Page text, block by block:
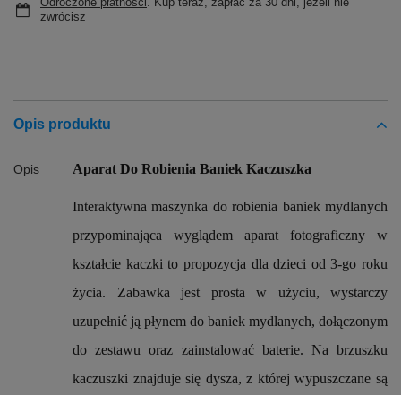
zwrócisz
Opis produktu
Opis Aparat Do Robienia Baniek Kaczuszka
Interaktywna maszynka do robienia baniek mydlanych
przypominająca wyglądem aparat fotograficzny w
kształcie kaczki to propozycja dla dzieci od 3-go roku
życia. Zabawka jest prosta w użyciu, wystarczy
uzupełnić ją płynem do baniek mydlanych, dołączonym
do zestawu oraz zainstalować baterie. Na brzuszku
kaczuszki znajduje się dysza, z której wypuszczane są